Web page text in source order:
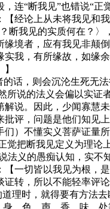
连“断我见”也错说“
经论上从未将我见
断我见的实质何在？
境者，应有我见非
我，有所缘故，如
话，则会沉沦生死
所说的法义会偏以实
说。因此，少闻寡
评，问题是他们知见
）不懂实义菩萨证
把断我见定义为理
义的愚痴认知，实
一切皆以我见为根
转，所以不能轻率评
理时，就得要有方法